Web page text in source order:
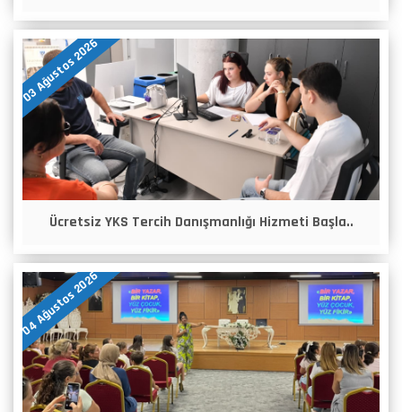
03 Ağustos 2026
Ücretsiz YKS Tercih Danışmanlığı Hizmeti Başla..
04 Ağustos 2026